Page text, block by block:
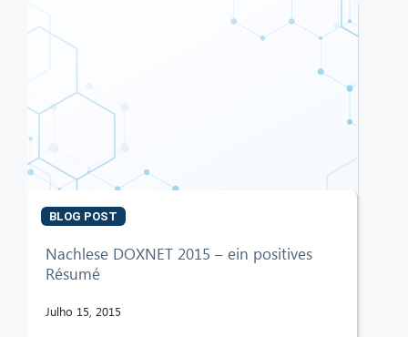
BLOG POST
Nachlese DOXNET 2015 – ein positives
Résumé
Julho 15, 2015